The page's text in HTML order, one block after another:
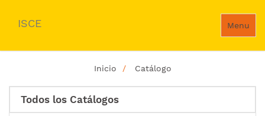
Menu
ISCE
Inicio Catálogo
Todos los Catálogos